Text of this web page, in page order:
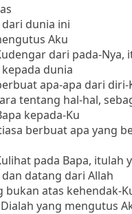
dunia ini
Aku
dari pada-Nya,
dunia
apa-apa dari diri-
tentang hal-hal,
kepada-Ku
berbuat apa yang
pada Bapa, itulah
datang dari Allah
bukan atas kehendak-
yang mengutus